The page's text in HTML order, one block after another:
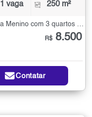
1 vaga 250 m²
Casa Comercial para Alugar na Chora Menino com 3 quartos - 250 m²
R$ 8.500
Contatar